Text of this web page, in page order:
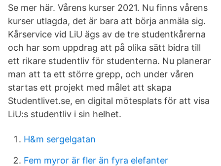
Se mer här. Vårens kurser 2021. Nu finns vårens
kurser utlagda, det är bara att börja anmäla sig.
Kårservice vid LiU ägs av de tre studentkårerna
och har som uppdrag att på olika sätt bidra till
ett rikare studentliv för studenterna. Nu planerar
man att ta ett större grepp, och under våren
startas ett projekt med målet att skapa
Studentlivet.se, en digital mötesplats för att visa
LiU:s studentliv i sin helhet.
H&m sergelgatan
Fem myror är fler än fyra elefanter